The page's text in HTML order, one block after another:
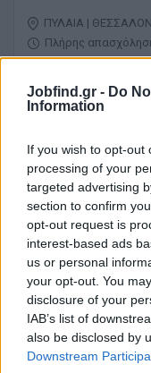
Jobfind.gr - Do
Information
If you wish to opt-out
processing of your
targeted advertising
section to confirm
opt-out request is
interest-based ads
us or personal
your opt-out. You
disclosure of your
IAB’s list of
also be disclosed by
Downstream
ΠΥΛΑΙΑ |
Πλήρης